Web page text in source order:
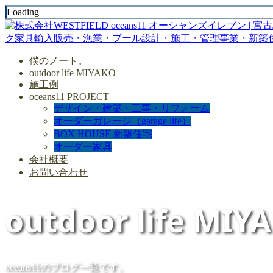
Loading
僕のノート。
outdoor life MIYAKO
施工例
oceans11 PROJECT
デザイン・建築・工事・リフォーム
オーダーガレージ（garage life）
BOX HOUSE 新築住宅
オーダー家具
会社概要
お問い合わせ
outdoor life
oceans11のブログ一覧です。